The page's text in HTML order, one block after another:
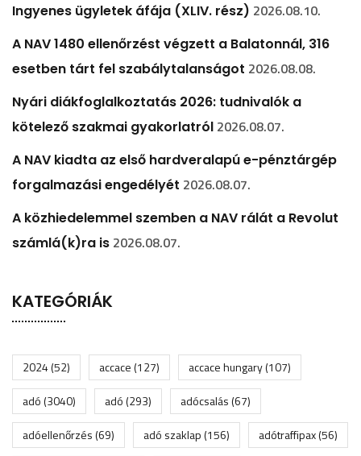
Ingyenes ügyletek áfája (XLIV. rész) 2026.08.10.
A NAV 1480 ellenőrzést végzett a Balatonnál, 316
esetben tárt fel szabálytalanságot 2026.08.08.
Nyári diákfoglalkoztatás 2026: tudnivalók a
kötelező szakmai gyakorlatról 2026.08.07.
A NAV kiadta az első hardveralapú e-pénztárgép
forgalmazási engedélyét 2026.08.07.
A közhiedelemmel szemben a NAV rálát a Revolut
számlá(k)ra is 2026.08.07.
KATEGÓRIÁK
2024(52) accace(127) accace hungary(107)
adó(3040) adó(293) adócsalás(67)
adóellenőrzés(69) adó szaklap(156) adótraffipax(56)